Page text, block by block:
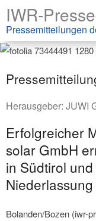
IWR-
Pressemitteilungen
Herausgeber: JUWI
Erfolgreicher
solar GmbH
in Südtirol
Bolanden/Bozen (iwr-